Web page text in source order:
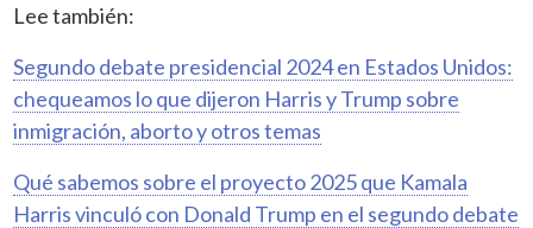
Lee también:
Segundo debate presidencial 2024 en Estados Unidos:
chequeamos lo que dijeron Harris y Trump sobre
inmigración, aborto y otros temas
Qué sabemos sobre el proyecto 2025 que Kamala
Harris vinculó con Donald Trump en el segundo debate